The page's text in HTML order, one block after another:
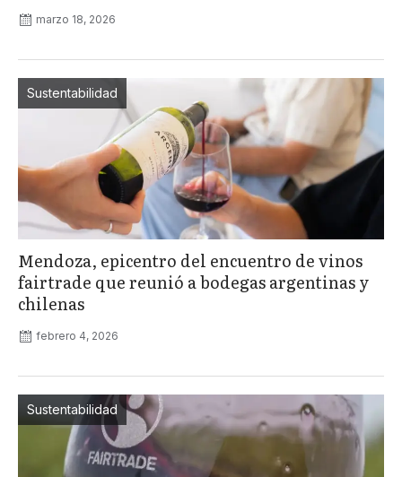
marzo 18, 2026
Sustentabilidad
Mendoza, epicentro del encuentro de vinos
fairtrade que reunió a bodegas argentinas y
chilenas
febrero 4, 2026
Sustentabilidad